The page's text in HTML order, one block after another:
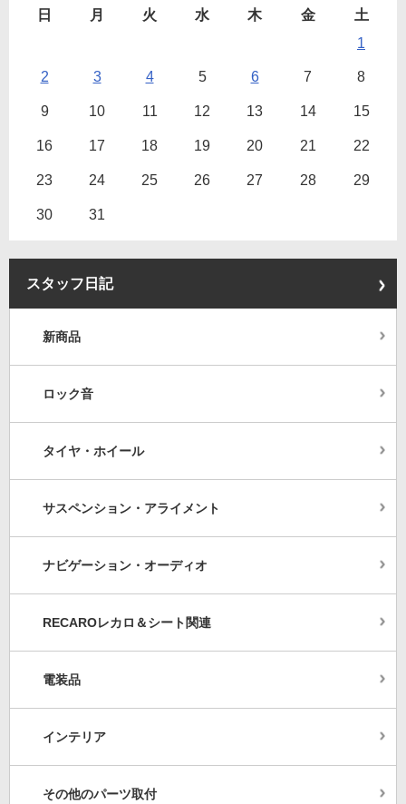
日 月 火 水 木 金
土
1
2 3 4 5 6 7 8
9 10 11 12 13 14 15
16 17 18 19 20 21 22
23 24 25 26 27 28 29
30 31
スタッフ日記
新商品
ロック音
タイヤ・ホイール
サスペンション・アライメント
ナビゲーション・オーディオ
RECAROレカロ＆シート関連
電装品
インテリア
その他のパーツ取付